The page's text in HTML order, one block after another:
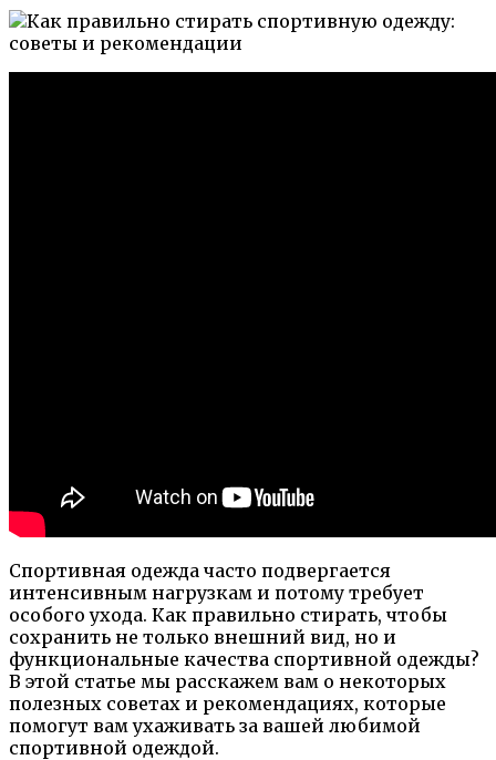
Спортивная одежда часто подвергается
интенсивным нагрузкам и потому требует
особого ухода. Как правильно стирать, чтобы
сохранить не только внешний вид, но и
функциональные качества спортивной одежды?
В этой статье мы расскажем вам о некоторых
полезных советах и рекомендациях, которые
помогут вам ухаживать за вашей любимой
спортивной одеждой.